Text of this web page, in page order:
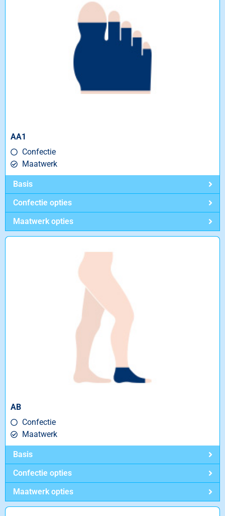
AA1
Confectie
Maatwerk
Basis
Confectie opties
Maatwerk opties
AB
Confectie
Maatwerk
Basis
Confectie opties
Maatwerk opties